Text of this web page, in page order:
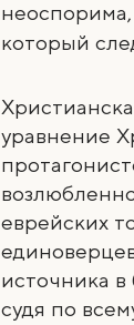
неоспорима,
который
уравнение
еврейских
источника в
судя по